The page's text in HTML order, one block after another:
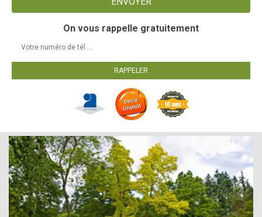
On vous rappelle gratuitement